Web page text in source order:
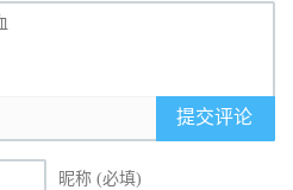
提交评论
昵称 (必填)